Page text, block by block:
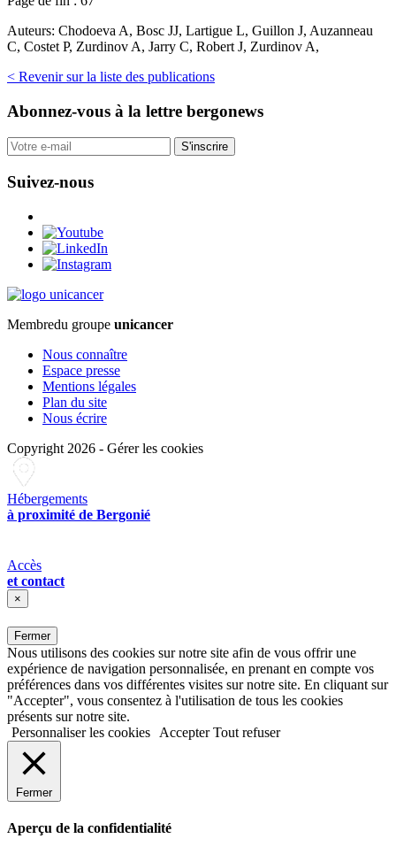
Auteurs: Chodoeva A, Bosc JJ, Lartigue L, Guillon J, Auzanneau
C, Costet P, Zurdinov A, Jarry C, Robert J, Zurdinov A,
< Revenir sur la liste des publications
Abonnez-vous à la lettre bergonews
S'inscrire
Suivez-nous
Membredu groupe unicancer
Nous connaître
Espace presse
Mentions légales
Plan du site
Nous écrire
Copyright 2026 - Gérer les cookies
Hébergements
à proximité de Bergonié
Accès
et contact
×
Fermer
Nous utilisons des cookies sur notre site afin de vous offrir une
expérience de navigation personnalisée, en prenant en compte vos
préférences dans vos différentes visites sur notre site. En cliquant sur
"Accepter", vous consentez à l'utilisation de tous les cookies
présents sur notre site.
Personnaliser les cookies
Accepter Tout refuser
Fermer
Aperçu de la confidentialité